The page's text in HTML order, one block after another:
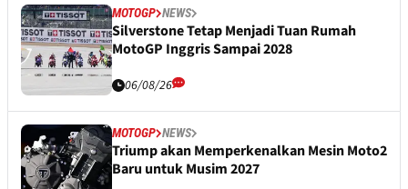
MOTOGP NEWS
Silverstone Tetap Menjadi Tuan Rumah
MotoGP Inggris Sampai 2028
06/08/26
MOTOGP NEWS
Triump akan Memperkenalkan Mesin Moto2
Baru untuk Musim 2027